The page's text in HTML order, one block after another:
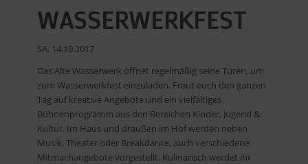
WASSERWERKFEST
SA. 14.10.2017
Das Alte Wasserwerk öffnet regelmäßig seine Türen, um
zum Wasserwerkfest einzuladen. Freut euch den ganzen
Tag auf kreative Angebote und ein vielfältiges
Bühnenprogramm aus den Bereichen Kinder, Jugend &
Kultur. Im Haus und draußen im Hof werden neben
Musik, Theater oder Breakdance, auch verschiedene
Mitmachangebote vorgestellt. Kulinarisch werdet ihr